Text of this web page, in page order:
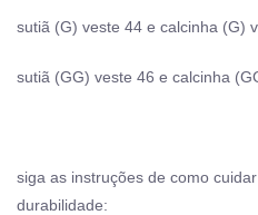
sutiã (G) veste 44 e calcinha (G)
sutiã (GG) veste 46 e calcinha
siga as instruções de como
durabilidade: